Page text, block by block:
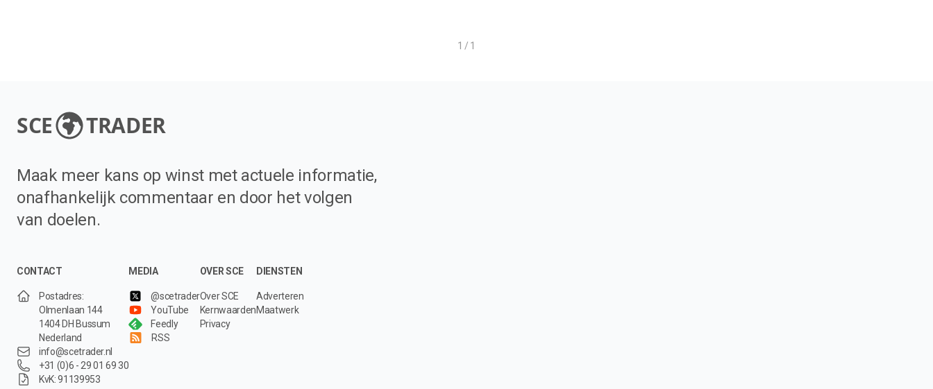
1 / 1
SCE TRADER
Maak meer kans op winst met actuele informatie,
onafhankelijk commentaar en door het volgen
van doelen.
CONTACT
Postadres:
Olmenlaan 144
1404 DH Bussum
Nederland
info@scetrader.nl
+31 (0)6 - 29 01 69 30
KvK: 91139953
MEDIA
@scetrader
YouTube
Feedly
RSS
OVER SCE
Over SCE
Kernwaarden
Privacy
DIENSTEN
Adverteren
Maatwerk